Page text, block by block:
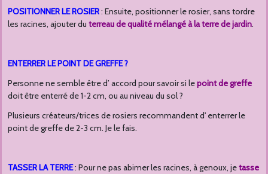
POSITIONNER LE ROSIER: Ensuite, positionner le rosier, sans tordre
les racines, ajouter du terreau de qualité mélangé à la terre de jardin.
ENTERRER LE POINT DE GREFFE ?
Personne ne semble être d’ accord pour savoir si lepoint de greffe
doit être enterré de 1-2 cm, ou au niveau du sol ?
Plusieurs créateurs/trices de rosiers recommandent d' enterrer le
point de greffe de 2-3 cm. Je le fais.
TASSER LA TERRE: Pour ne pas abimer les racines, à genoux, jetasse